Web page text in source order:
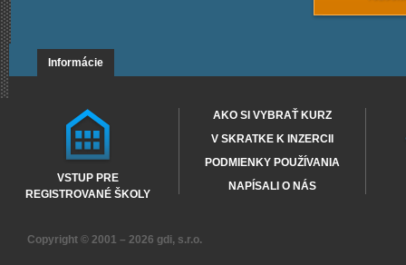
Informácie
VSTUP PRE
REGISTROVANÉ ŠKOLY
AKO SI VYBRAŤ KURZ
V SKRATKE K INZERCII
PODMIENKY POUŽÍVANIA
NAPÍSALI O NÁS
Copyright © 2001 – 2026 gdi, s.r.o.